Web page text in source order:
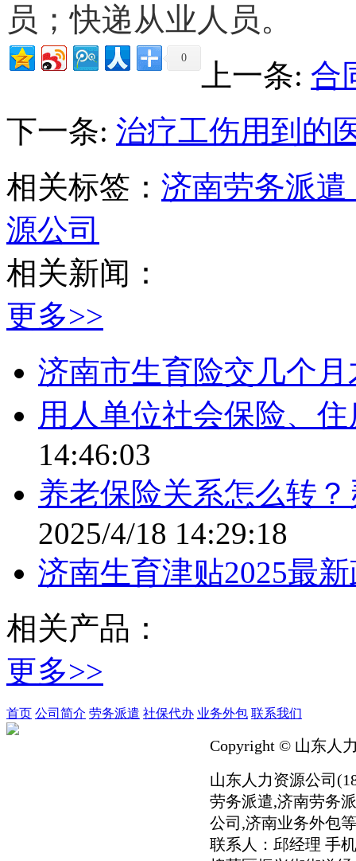
员；快递从业人员。
0
上一条: 合
下一条: 治疗工伤用到的
相关标签： 济南劳务派
源公司
相关新闻：
更多>>
济南市生育险交几个
用人单位社会保险、
14:46:03
养老保险关系怎么转
2025/4/18 14:29:18
济南生育津贴2025最
相关产品：
更多>>
首页 公司简介 劳务派遣 社保代办 业务外包 联系我们
Copyright © 山东人
山东人力资源公司
劳务派遣,济南劳务
公司,济南业务外包
联系人：邱经理 手